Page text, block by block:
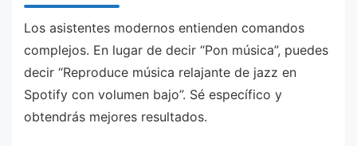
Los asistentes modernos entienden comandos
complejos. En lugar de decir “Pon música”, puedes
decir “Reproduce música relajante de jazz en
Spotify con volumen bajo”. Sé específico y
obtendrás mejores resultados.